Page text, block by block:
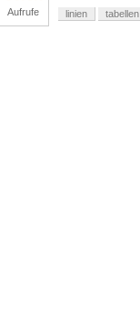
Aufrufe linien tabellen